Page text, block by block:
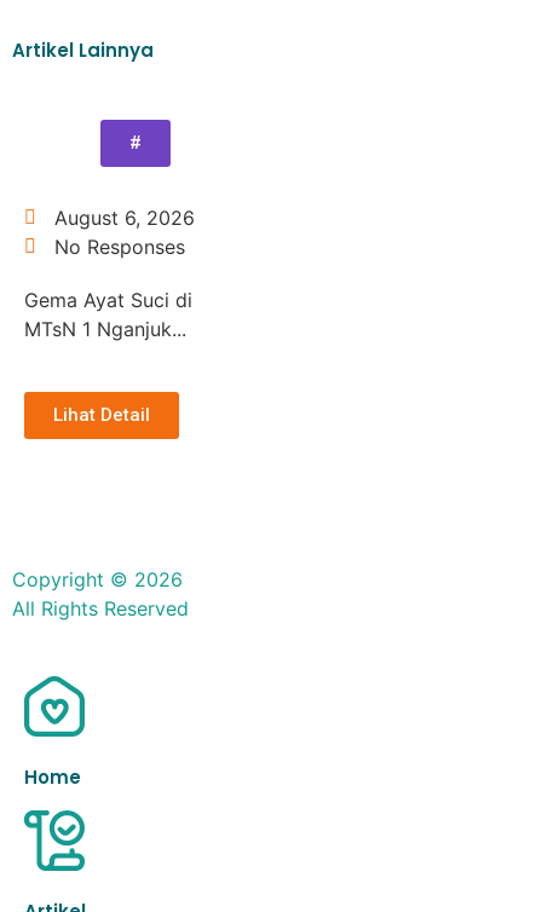
Artikel Lainnya
#
August 6, 2026
No Responses
Gema Ayat Suci di
MTsN 1 Nganjuk...
Lihat Detail
Copyright © 2026
All Rights Reserved
Home